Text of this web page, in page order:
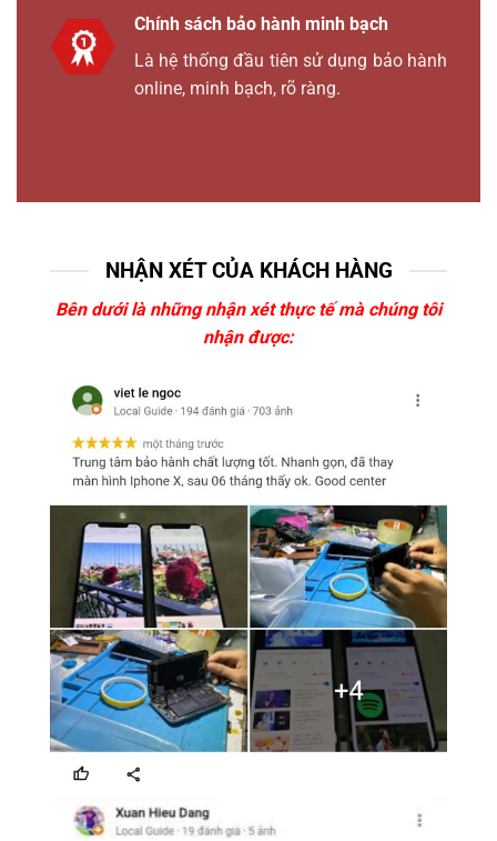
Chính sách bảo hành minh bạch
Là hệ thống đầu tiên sử dụng bảo hành
online, minh bạch, rõ ràng.
NHẬN XÉT CỦA KHÁCH HÀNG
Bên dưới là những nhận xét thực tế mà chúng tôi
nhận được: